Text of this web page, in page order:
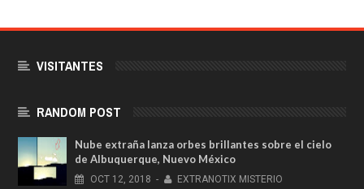
VISITANTES
RANDOM POST
Nube extraña lanza orbes brillantes sobre el cielo
de Albuquerque, Nuevo México
OCT 12, 2018 - EXTRANOTIX MISTERIO